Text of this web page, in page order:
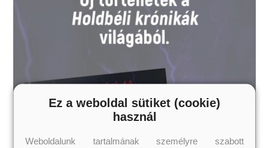
Ez a weboldal sütiket (cookie)
használ
Weboldalunk tartalmának személyre szabott